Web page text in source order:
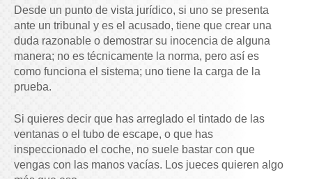
Desde un punto de vista jurídico, si uno se presenta
ante un tribunal y es el acusado, tiene que crear una
duda razonable o demostrar su inocencia de alguna
manera; no es técnicamente la norma, pero así es
como funciona el sistema; uno tiene la carga de la
prueba.
Si quieres decir que has arreglado el tintado de las
ventanas o el tubo de escape, o que has
inspeccionado el coche, no suele bastar con que
vengas con las manos vacías. Los jueces quieren algo